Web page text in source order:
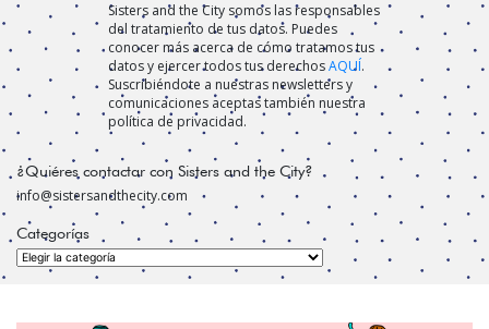
Sisters and the City somos las responsables
del tratamiento de tus datos. Puedes
conocer más acerca de cómo tratamos tus
datos y ejercer todos tus derechosAQUÍ.
Suscribiéndote a nuestras newsletters y
comunicaciones aceptas también nuestra
política de privacidad.
¿Quiéres contactar con Sisters and the City?
info@sistersandthecity.com
Categorías
Categorías